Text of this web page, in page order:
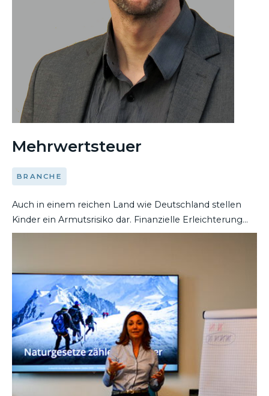
Mehrwertsteuer
BRANCHE
Auch in einem reichen Land wie Deutschland stellen
Kinder ein Armutsrisiko dar. Finanzielle Erleichterung
brächte eine Senkung der Mehrwertsteuer für
Kinderausstattungs-Hersteller e. V. (BDKH) fordern. Wir
unterstützen die Initiative „7 % für Kinder“. Ihr Sprecher
Sven Iversen (AGF) berichtet uns zum aktuellen Stand
der Kampagne.